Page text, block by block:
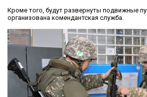
Кроме того, будут развернуты подвижные
организована комендантская служба.